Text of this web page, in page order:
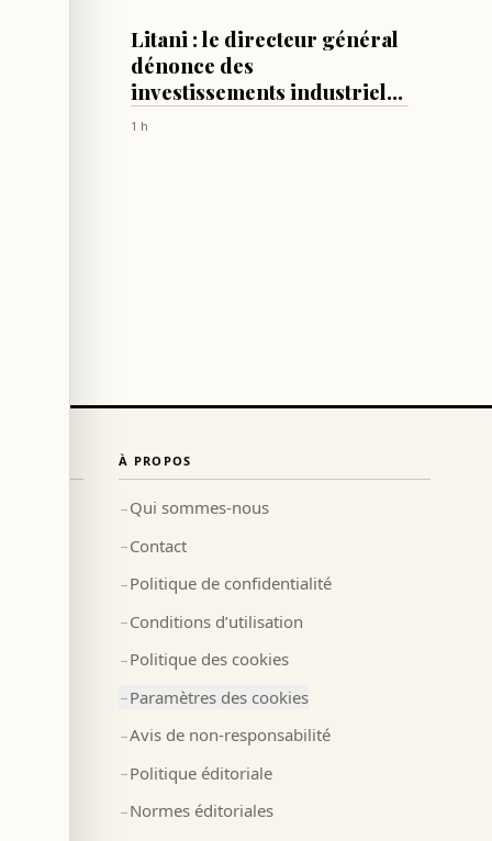
Litani : le directeur général
dénonce des
investissements industriels
sans égard pour
1 h
À PROPOS
→ Qui sommes-nous
→ Contact
→ Politique de confidentialité
→ Conditions d’utilisation
→ Politique des cookies
→ Paramètres des cookies
→Avis de non-responsabilité
→ Politique éditoriale
→ Normes éditoriales